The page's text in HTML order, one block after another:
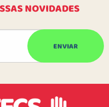
NOVIDADES